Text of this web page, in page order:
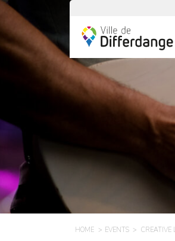
HOME EVENTS CREATIVE